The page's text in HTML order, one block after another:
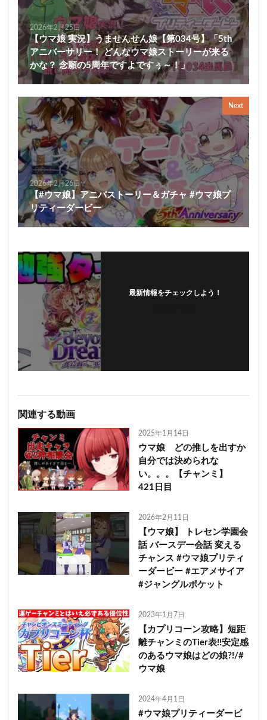
2026年2月25日
【ウマ娘 実況】うませんせん娘【第034号】「5th
アニバーサリー！ どんなウマ娘ストーリーが来る
かな？ 念願の5周年ですよですぅ～！」
Next
2026年2月26日
【#ウマ娘】アニバストーリー＆ガチャ #ウマ娘プ
リティーダービー
最新情報をチェックしよう！
関連する動画
2025年1月14日
ウマ娘 どの推しを出すか
自分では決められな
い。。。【チャンミ】
421日目
2026年2月11日
【ウマ娘】 トレセン学園会
話 バースデー会話 変える
チャンス #ウマ娘プリティ
ーダービー #エアメサイア
#ジャングルポケット
2023年1月7日
【カプリコーン攻略】短距
離チャンミのTier表!!安定感
のあるウマ娘はどの娘?!/#
ウマ娘
2024年4月1日
#ウマ娘プリティーダービ